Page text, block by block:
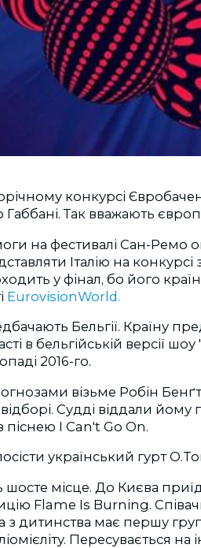
конкурсі
Габбані. Так вважають
на фестивалі Сан-Ремо
Італію на
у фінал, бо його
EurovisionWorld.
Бельгії. Країну
в бельгійській версії
2016-го.
візьме Робін
Судді віддали йому
I Can't Go On.
український гурт
шосте місце. До Києва
Flame Is Burning.
з дитинства має першу
Пересувається на